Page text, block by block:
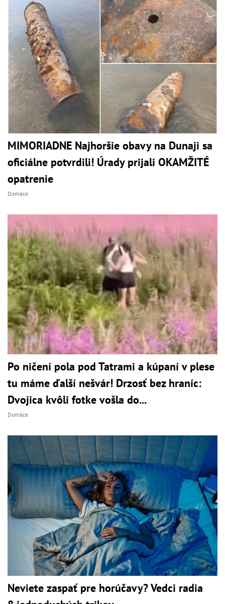
MIMORIADNE Najhoršie obavy na Dunaji sa
oficiálne potvrdili! Úrady prijali OKAMŽITÉ
opatrenie
Domáce
Po ničení pola pod Tatrami a kúpaní v plese
tu máme ďalší nešvár! Drzosť bez hraníc:
Dvojica kvôli fotke vošla do...
Domáce
Neviete zaspať pre horúčavy? Vedci radia